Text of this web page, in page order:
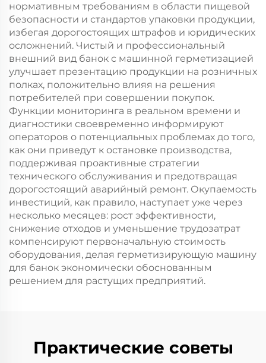
нормативным требованиям в области пищевой
безопасности и стандартов упаковки продукции,
избегая дорогостоящих штрафов и юридических
осложнений. Чистый и профессиональный
внешний вид банок с машинной герметизацией
улучшает презентацию продукции на розничных
полках, положительно влияя на решения
потребителей при совершении покупок.
Функции мониторинга в реальном времени и
диагностики своевременно информируют
операторов о потенциальных проблемах до того,
как они приведут к остановке производства,
поддерживая проактивные стратегии
технического обслуживания и предотвращая
дорогостоящий аварийный ремонт. Окупаемость
инвестиций, как правило, наступает уже через
несколько месяцев: рост эффективности,
снижение отходов и уменьшение трудозатрат
компенсируют первоначальную стоимость
оборудования, делая герметизирующую машину
для банок экономически обоснованным
решением для растущих предприятий.
Практические советы